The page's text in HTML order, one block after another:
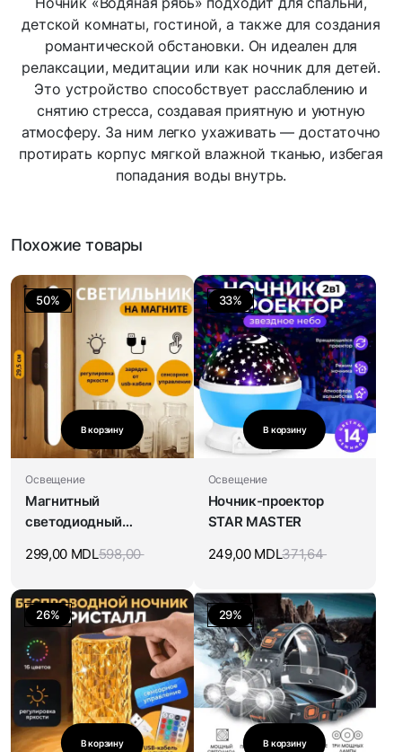
детской комнаты, гостиной, а также для создания
романтической обстановки. Он идеален для
релаксации, медитации или как ночник для детей.
Это устройство способствует расслаблению и
снятию стресса, создавая приятную и уютную
атмосферу. За ним легко ухаживать — достаточно
протирать корпус мягкой влажной тканью, избегая
попадания воды внутрь.
Похожие товары
50%
В корзину
Освещение
Магнитный
светодиодный
598,00
299,00 MDL
33%
В корзину
Освещение
Ночник-проектор
STAR MASTER
371,64
249,00 MDL
26%
В корзину
29%
В корзину